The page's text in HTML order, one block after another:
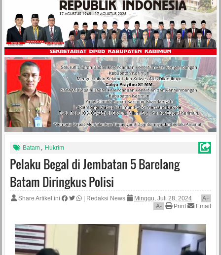
Batam , Hukrim
Pelaku Begal di Jembatan 5 Barelang
Batam Diringkus Polisi
Share Artikel ini Redaksi News Minggu, Juli 28, 2024 A+
A- Print Email